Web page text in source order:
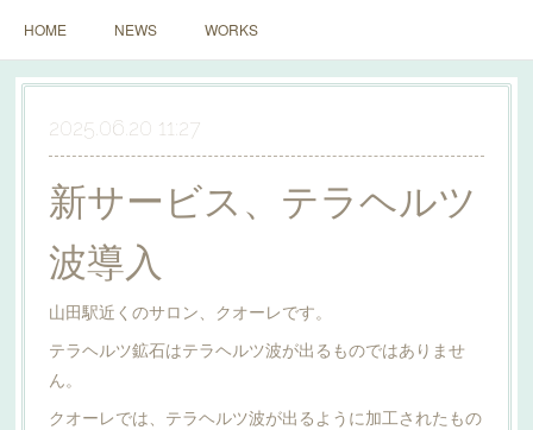
HOME NEWS WORKS
2025.06.20 11:27
新サービス、テラヘルツ
波導入
山田駅近くのサロン、クオーレです。
テラヘルツ鉱石はテラヘルツ波が出るものではありませ
ん。
クオーレでは、テラヘルツ波が出るように加工されたもの